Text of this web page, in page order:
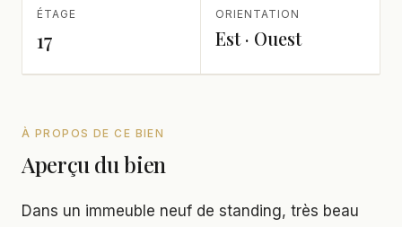
ÉTAGE
17
ORIENTATION
Est · Ouest
À PROPOS DE CE BIEN
Aperçu du bien
Dans un immeuble neuf de standing, très beau